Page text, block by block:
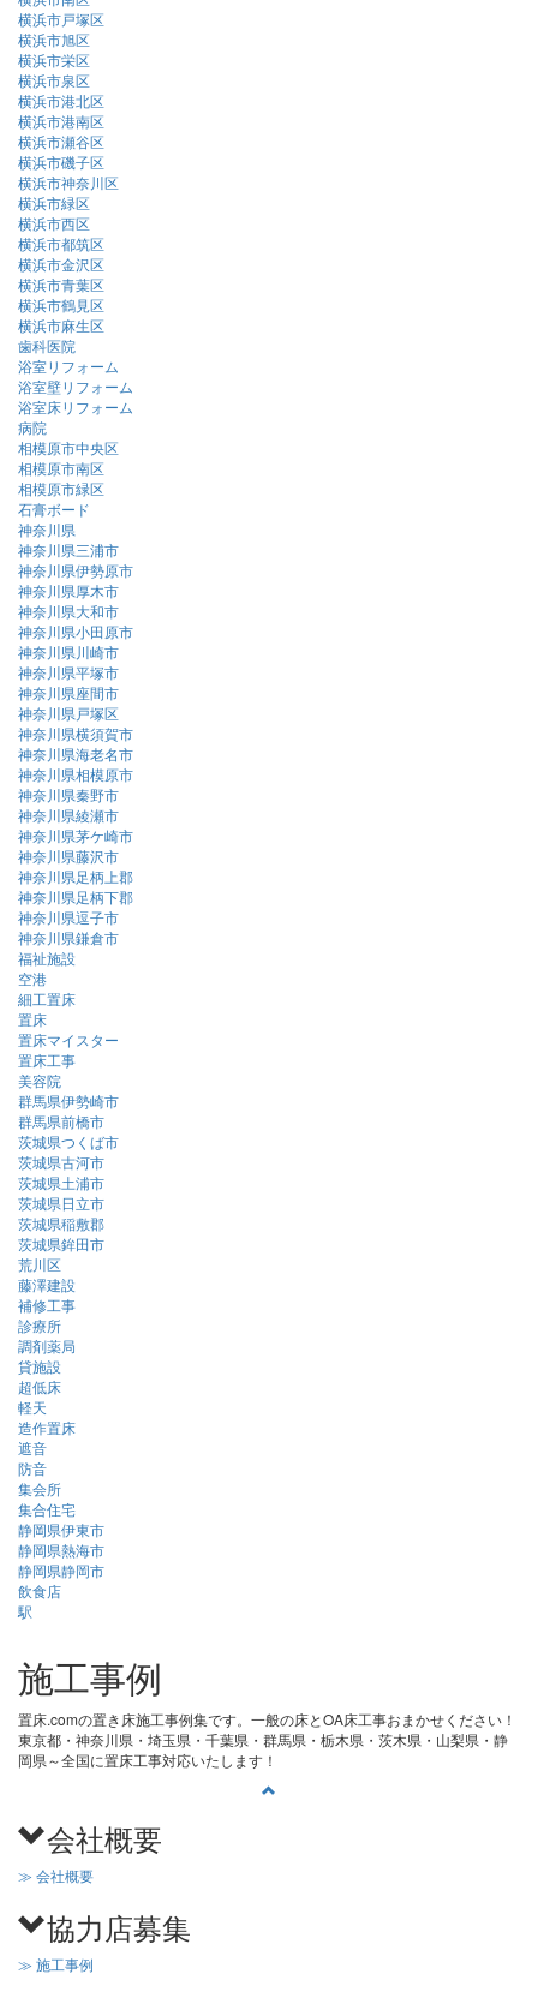
横浜市戸塚区
横浜市旭区
横浜市栄区
横浜市泉区
横浜市港北区
横浜市港南区
横浜市瀬谷区
横浜市磯子区
横浜市神奈川区
横浜市緑区
横浜市西区
横浜市都筑区
横浜市金沢区
横浜市青葉区
横浜市鶴見区
横浜市麻生区
歯科医院
浴室リフォーム
浴室壁リフォーム
浴室床リフォーム
病院
相模原市中央区
相模原市南区
相模原市緑区
石膏ボード
神奈川県
神奈川県三浦市
神奈川県伊勢原市
神奈川県厚木市
神奈川県大和市
神奈川県小田原市
神奈川県川崎市
神奈川県平塚市
神奈川県座間市
神奈川県戸塚区
神奈川県横須賀市
神奈川県海老名市
神奈川県相模原市
神奈川県秦野市
神奈川県綾瀬市
神奈川県茅ケ崎市
神奈川県藤沢市
神奈川県足柄上郡
神奈川県足柄下郡
神奈川県逗子市
神奈川県鎌倉市
福祉施設
空港
細工置床
置床
置床マイスター
置床工事
美容院
群馬県伊勢崎市
群馬県前橋市
茨城県つくば市
茨城県古河市
茨城県土浦市
茨城県日立市
茨城県稲敷郡
茨城県鉾田市
荒川区
藤澤建設
補修工事
診療所
調剤薬局
貸施設
超低床
軽天
造作置床
遮音
防音
集会所
集合住宅
静岡県伊東市
静岡県熱海市
静岡県静岡市
飲食店
駅
施工事例
置床.comの置き床施工事例集です。一般の床とOA床工事おまかせください！
東京都・神奈川県・埼玉県・千葉県・群馬県・栃木県・茨木県・山梨県・静
岡県～全国に置床工事対応いたします！
会社概要
≫ 会社概要
協力店募集
≫ 施工事例